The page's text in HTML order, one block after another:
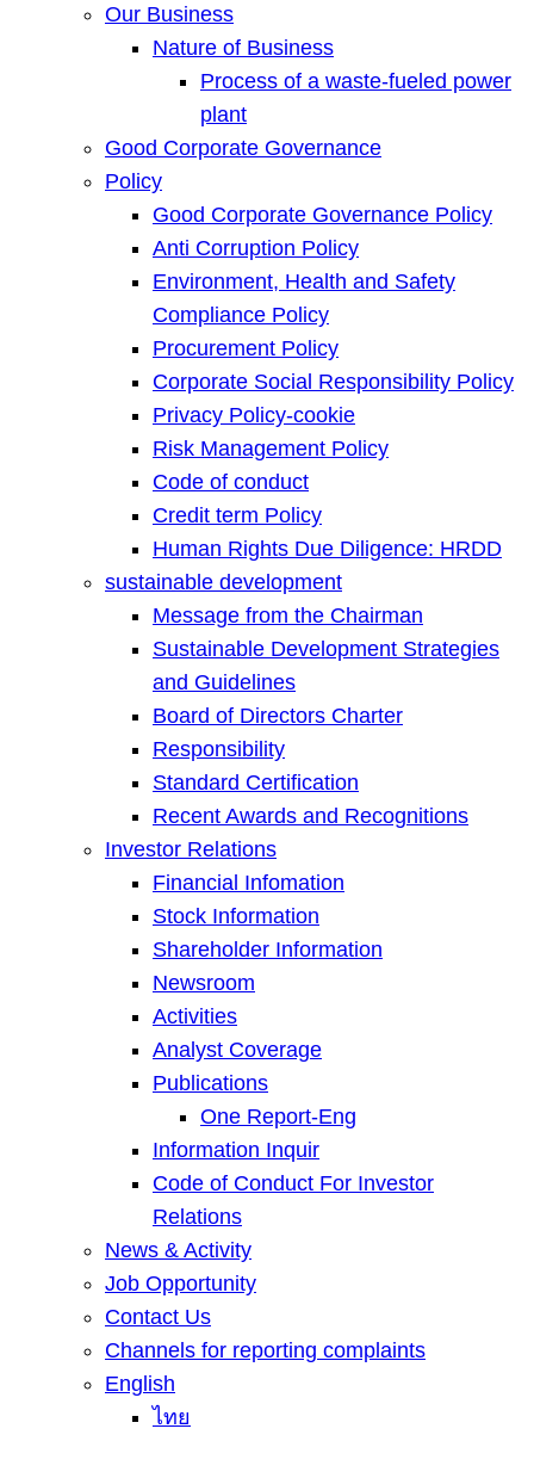
Our Business
Nature of Business
Process of a waste-fueled power
plant
Good Corporate Governance
Policy
Good Corporate Governance Policy
Anti Corruption Policy
Environment, Health and Safety
Compliance Policy
Procurement Policy
Corporate Social Responsibility Policy
Privacy Policy-cookie
Risk Management Policy
Code of conduct
Credit term Policy
Human Rights Due Diligence: HRDD
sustainable development
Message from the Chairman
Sustainable Development Strategies
and Guidelines
Board of Directors Charter
Responsibility
Standard Certification
Recent Awards and Recognitions
Investor Relations
Financial Infomation
Stock Information
Shareholder Information
Newsroom
Activities
Analyst Coverage
Publications
One Report-Eng
Information Inquir
Code of Conduct For Investor
Relations
News & Activity
Job Opportunity
Contact Us
Channels for reporting complaints
English
ไทย